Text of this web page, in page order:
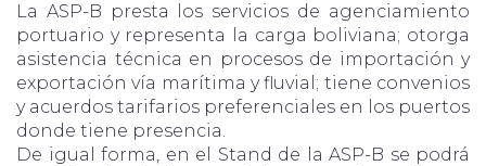
La ASP-B presta los servicios de agenciamiento
portuario y representa la carga boliviana; otorga
asistencia técnica en procesos de importación y
exportación vía marítima y fluvial; tiene convenios
y acuerdos tarifarios preferenciales en los puertos
donde tiene presencia.
De igual forma, en el Stand de la ASP-B se podrá